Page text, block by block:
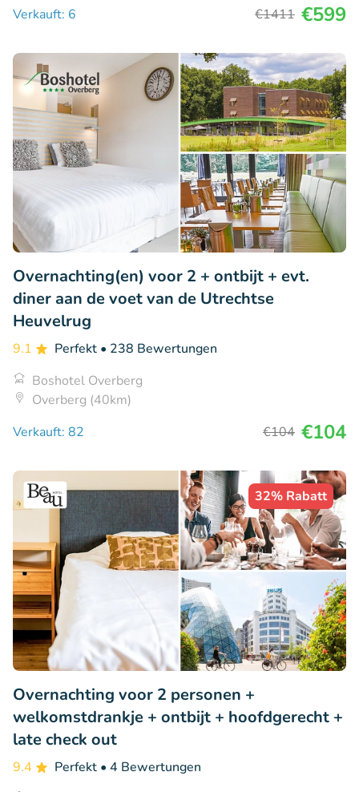
Verkauft: 6
€1411 €599
Overnachting(en) voor 2 + ontbijt + evt.
diner aan de voet van de Utrechtse
Heuvelrug
9.1 Perfekt • 238 Bewertungen
Boshotel Overberg
Overberg (40km)
Verkauft: 82
€104 €104
32% Rabatt
Overnachting voor 2 personen +
welkomstdrankje + ontbijt + hoofdgerecht +
late check out
9.4 Perfekt • 4 Bewertungen